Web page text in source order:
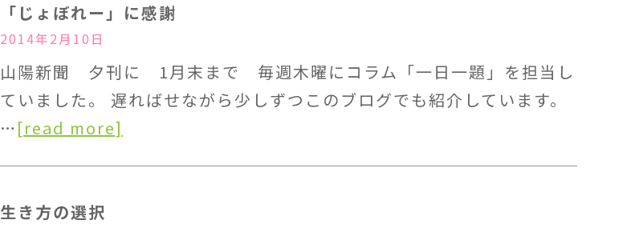
「じょぼれー」に感謝
2014年2月10日
山陽新聞 夕刊に 1月末まで 毎週木曜にコラム「一日一題」を担当し
ていました。 遅ればせながら少しずつこのブログでも紹介しています。
… [read more]
生き方の選択